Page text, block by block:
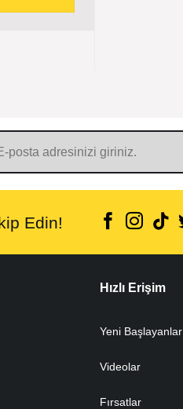
Edin!
Hızlı Erişim
Yeni Başlayanlar
Videolar
Fırsatlar